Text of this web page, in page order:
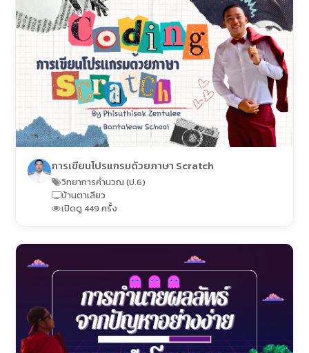
การเขียนโปรแกรมด้วยภาษา Scratch
วิทยาการคำนวณ (ป.6)
บ้านตาเลียว
เปิดดู 449 ครั้ง